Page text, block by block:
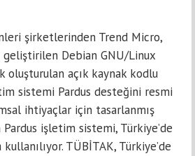
şirketlerinden Trend Micro,
geliştirilen Debian GNU/Linux
oluşturulan açık kaynak kodlu
sistemi Pardus desteğini resmi
ihtiyaçlar için tasarlanmış
işletim sistemi, Türkiye’de
TÜBİTAK, Türkiye’de